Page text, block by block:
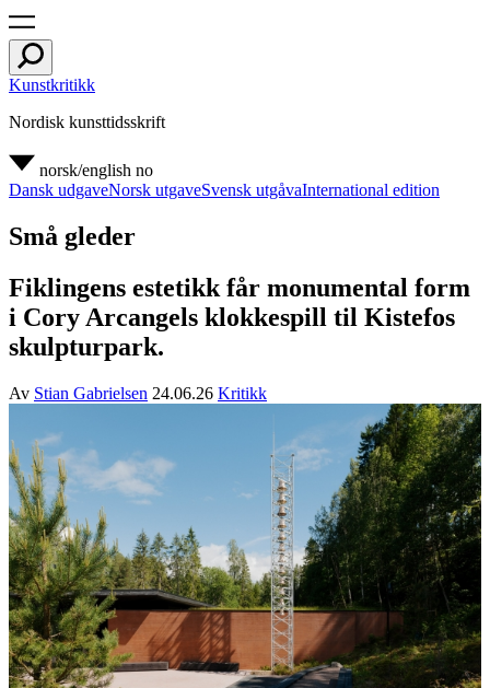
Kunstkritikk
Nordisk kunsttidsskrift
norsk/english no
Dansk udgaveNorsk utgaveSvensk utgåvaInternational edition
Små gleder
Fiklingens estetikk får monumental form
i Cory Arcangels klokkespill til Kistefos
skulpturpark.
Av Stian Gabrielsen 24.06.26 Kritikk